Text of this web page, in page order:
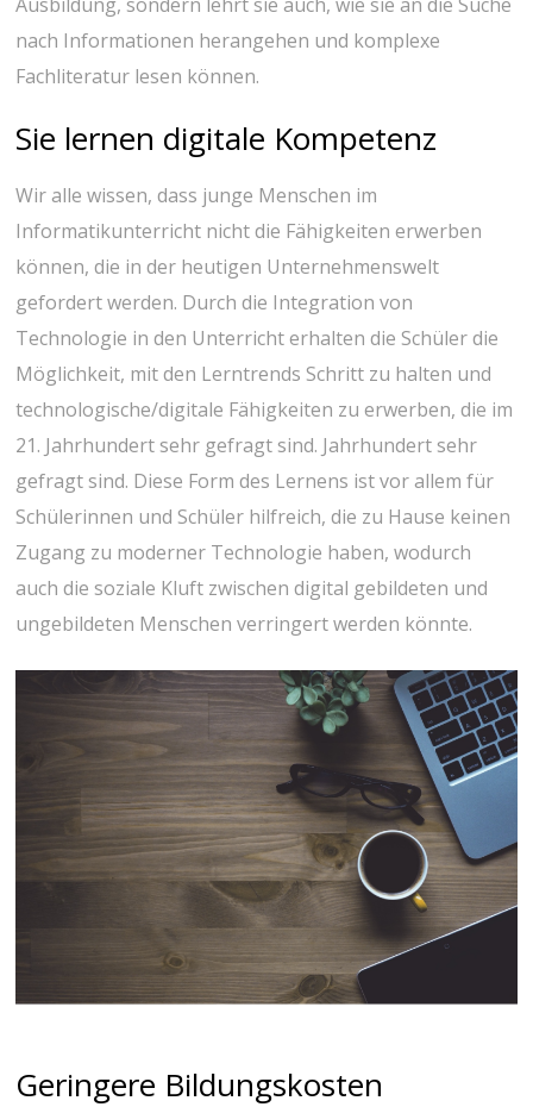
nach Informationen herangehen und komplexe
Fachliteratur lesen können.
Sie lernen digitale Kompetenz
Wir alle wissen, dass junge Menschen im
Informatikunterricht nicht die Fähigkeiten erwerben
können, die in der heutigen Unternehmenswelt
gefordert werden. Durch die Integration von
Technologie in den Unterricht erhalten die Schüler die
Möglichkeit, mit den Lerntrends Schritt zu halten und
technologische/digitale Fähigkeiten zu erwerben, die im
21. Jahrhundert sehr gefragt sind. Jahrhundert sehr
gefragt sind. Diese Form des Lernens ist vor allem für
Schülerinnen und Schüler hilfreich, die zu Hause keinen
Zugang zu moderner Technologie haben, wodurch
auch die soziale Kluft zwischen digital gebildeten und
ungebildeten Menschen verringert werden könnte.
Geringere Bildungskosten